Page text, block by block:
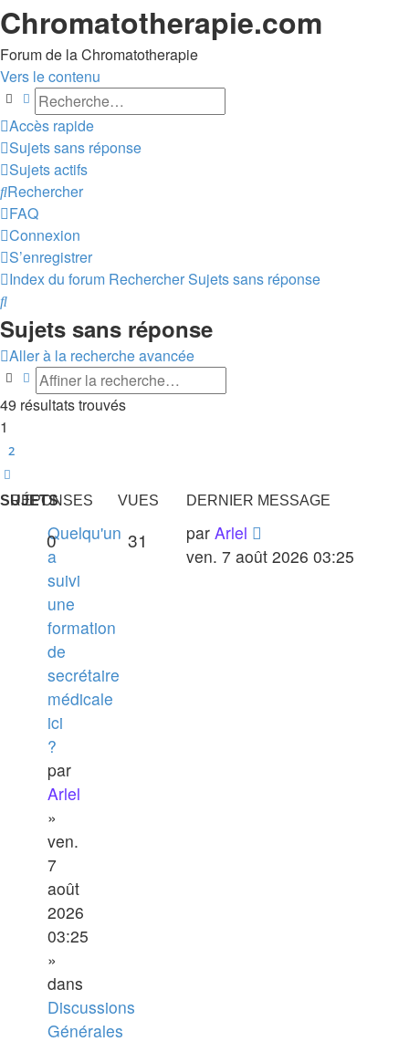
Chromatotherapie.com
Forum de la Chromatotherapie
Vers le contenu
Rechercher
Recherche avancée
Accès rapide
Sujets sans réponse
Sujets actifs
Rechercher
FAQ
Connexion
S’enregistrer
Index du forum RechercherSujets sans réponse
Rechercher
Sujets sans réponse
Aller à la recherche avancée
Rechercher
Recherche avancée
49 résultats trouvés
1
2
SUJETS
RÉPONSES VUES DERNIER MESSAGE
Quelqu'un
a
suivi
une
formation
de
secrétaire
médicale
ici
?
par
Arlel
»
ven.
7
août
2026
03:25
»
dans
Discussions
Générales
0 31 par Arlel
ven. 7 août 2026 03:25